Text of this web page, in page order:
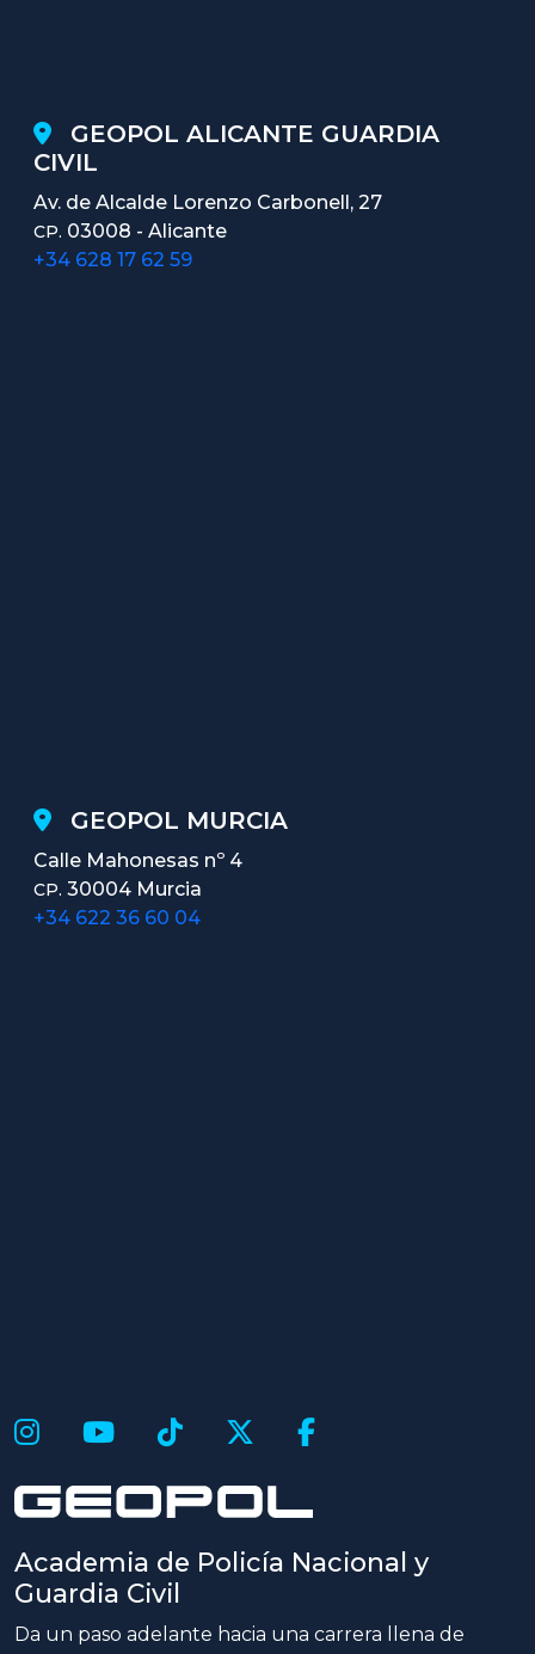
GEOPOL ALICANTE GUARDIA
CIVIL
Av. de Alcalde Lorenzo Carbonell, 27
CP. 03008 - Alicante
+34 628 17 62 59
GEOPOL MURCIA
Calle Mahonesas nº 4
CP. 30004 Murcia
+34 622 36 60 04
Academia de Policía Nacional y
Guardia Civil
Da un paso adelante hacia una carrera llena de